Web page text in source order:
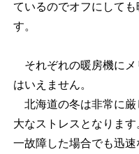
ているのでオフにして
す。
それぞれの暖房機にメ
はいえません。
北海道の冬は非常に厳
大なストレスとなりま
一故障した場合でも迅速